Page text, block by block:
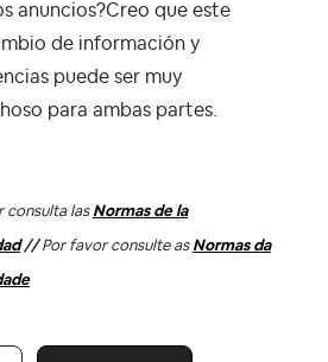
anuncios?Creo que este
de información y
puede ser muy
para ambas partes.
consulta las Normas de la
//Por favor consulte as Normas da